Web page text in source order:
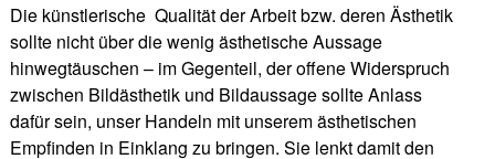
Die künstlerische Qualität der Arbeit bzw. deren Ästhetik
sollte nicht über die wenig ästhetische Aussage
hinwegtäuschen – im Gegenteil, der offene Widerspruch
zwischen Bildästhetik und Bildaussage sollte Anlass
dafür sein, unser Handeln mit unserem ästhetischen
Empfinden in Einklang zu bringen. Sie lenkt damit den